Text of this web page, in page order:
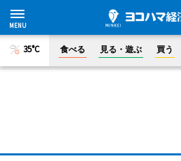
35°C 食べる 見る・遊ぶ 買う